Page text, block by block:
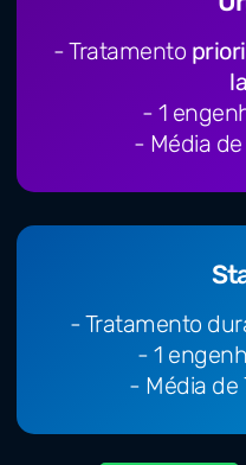
- Tratamento
- 1
- Média
- Tratamento
- 1
- Média de